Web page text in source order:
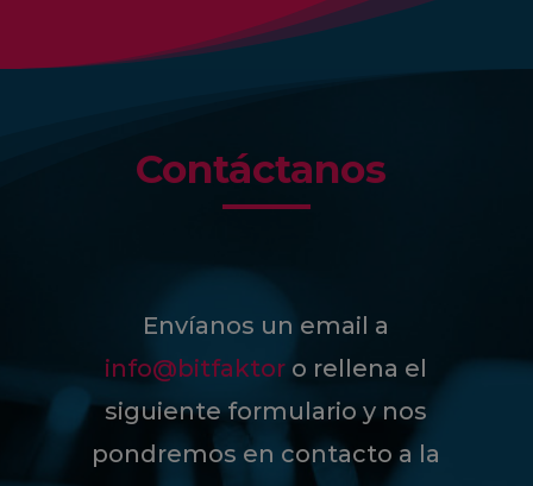
Contáctanos
Envíanos un email a
info@bitfaktor o rellena el
siguiente formulario y nos
pondremos en contacto a la